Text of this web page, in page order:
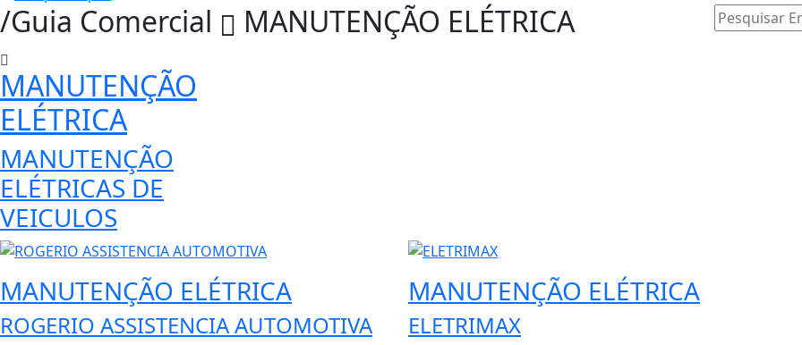
/Guia Comercial
MANUTENÇÃO ELÉTRICA
MANUTENÇÃO
ELÉTRICA
MANUTENÇÃO
ELÉTRICAS DE
VEICULOS
MANUTENÇÃO ELÉTRICA
ROGERIO ASSISTENCIA AUTOMOTIVA
MANUTENÇÃO ELÉTRICA
ELETRIMAX